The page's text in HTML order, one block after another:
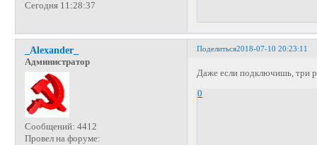
Сегодня 11:28:37
Поделиться2018-07-10 20:23:11
_Alexander_
Администратор
Сообщений: 4412
Провел на форуме:
Даже если подключишь, три
0